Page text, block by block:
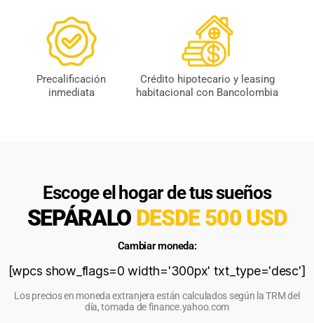
Precalificación
inmediata
Crédito hipotecario y leasing
habitacional con Bancolombia
Escoge el hogar de tus sueños
SEPÁRALO DESDE 500 USD
Cambiar moneda:
[wpcs show_flags=0 width='300px' txt_type='desc']
Los precios en moneda extranjera están calculados según la TRM del
día, tomada de finance.yahoo.com